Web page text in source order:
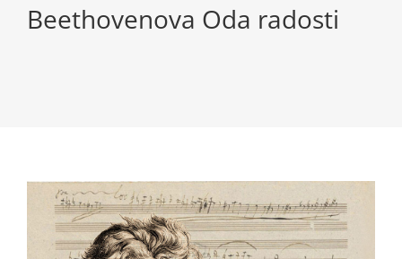
Beethovenova Oda radosti